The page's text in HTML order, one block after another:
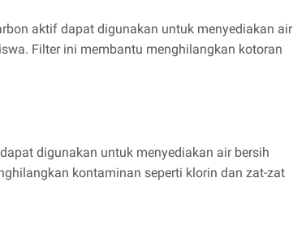
aktif dapat digunakan untuk menyediakan air
Filter ini membantu menghilangkan kotoran
digunakan untuk menyediakan air bersih
kontaminan seperti klorin dan zat-zat